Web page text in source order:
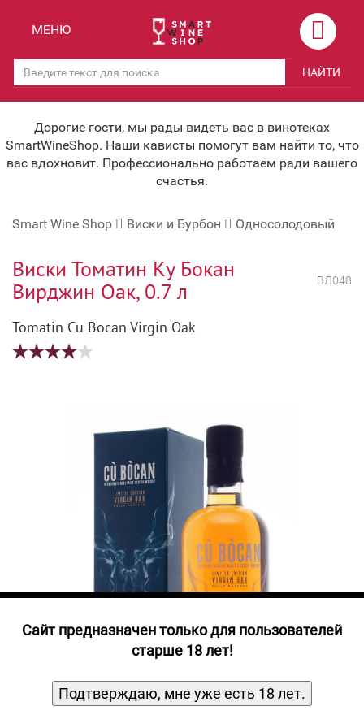
Скидки
Мероприятия
Корпоративным клиентам
Под заказ
Бонусная система
Наша команда
关于我们
Вино крепленое
Вино игристое и Шампанское
Вино безалкогольное
Бренди, Коньяк, Арманьяк
Виски и Бурбон
Пиво и слабоалк. напитки
Ликер
МЕНЮ
НАЙТИ
Дорогие гости, мы рады видеть вас в винотеках
SmartWineShop. Наши кависты помогут вам найти то, что
вас вдохновит. Профессионально работаем ради вашего
счастья.
Smart Wine Shop Виски и Бурбон Односолодовый
Виски Томатин Ку Бокан
Вирджин Оак, 0.7 л
ВЛ048
Tomatin Cu Bocan Virgin Oak
Cайт предназначен только для пользователей
старше 18 лет!
Подтверждаю, мне уже есть 18 лет.